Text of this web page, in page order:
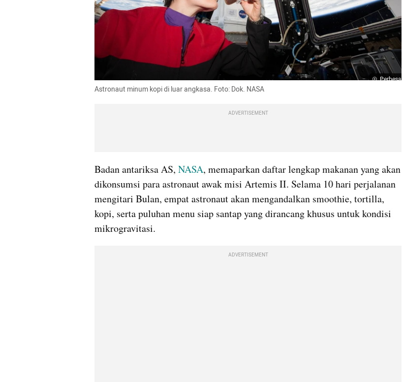
Perbesar
Astronaut minum kopi di luar angkasa. Foto: Dok. NASA
ADVERTISEMENT
Badan antariksa AS, NASA, memaparkan daftar lengkap makanan yang akan
dikonsumsi para astronaut awak misi Artemis II. Selama 10 hari perjalanan
mengitari Bulan, empat astronaut akan mengandalkan smoothie, tortilla,
kopi, serta puluhan menu siap santap yang dirancang khusus untuk kondisi
mikrogravitasi.
ADVERTISEMENT